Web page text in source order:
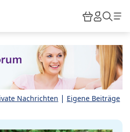
HiPP
Nachrichten | Eigene Beiträge